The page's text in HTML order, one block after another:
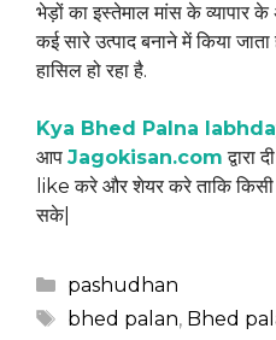
भेड़ों का इस्तेमाल मांस के व्यापार
कई सारे उत्पाद बनाने में किया
हासिल हो रहा है.
Kya Bhed Palna
आप Jagokisan.com द्वारा
like करे और शेयर करे ताकि किसी
सके|
Categories
pashudhan
Tags
bhed palan, Bhed